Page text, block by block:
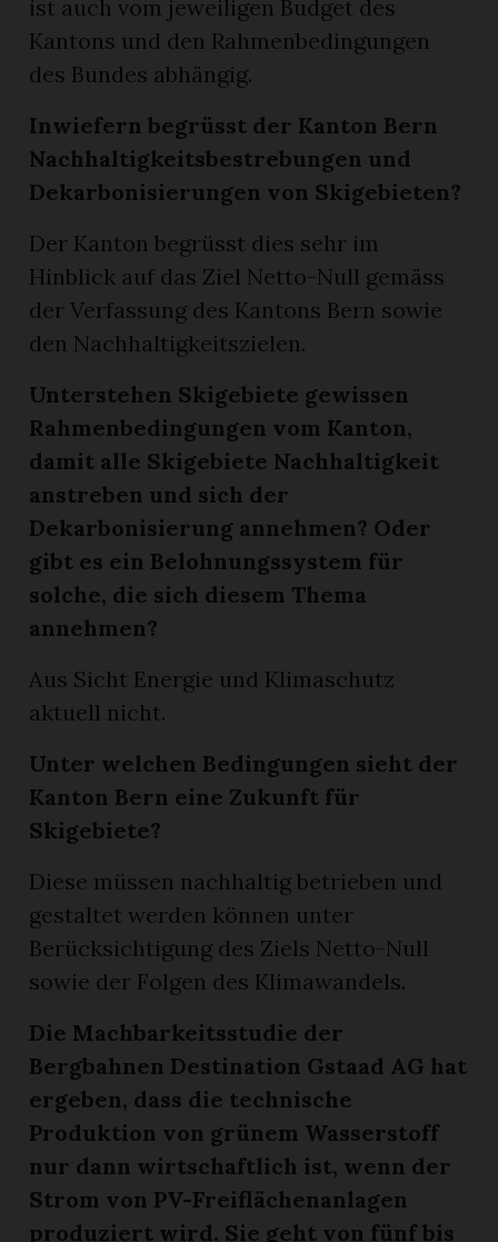
ist auch vom jeweiligen Budget des
Kantons und den Rahmenbedingungen
des Bundes abhängig.
Inwiefern begrüsst der Kanton Bern
Nachhaltigkeitsbestrebungen und
Dekarbonisierungen von Skigebieten?
Der Kanton begrüsst dies sehr im
Hinblick auf das Ziel Netto-Null gemäss
der Verfassung des Kantons Bern sowie
den Nachhaltigkeitszielen.
Unterstehen Skigebiete gewissen
Rahmenbedingungen vom Kanton,
damit alle Skigebiete Nachhaltigkeit
anstreben und sich der
Dekarbonisierung annehmen? Oder
gibt es ein Belohnungssystem für
solche, die sich diesem Thema
annehmen?
Aus Sicht Energie und Klimaschutz
aktuell nicht.
Unter welchen Bedingungen sieht der
Kanton Bern eine Zukunft für
Skigebiete?
Diese müssen nachhaltig betrieben und
gestaltet werden können unter
Berücksichtigung des Ziels Netto-Null
sowie der Folgen des Klimawandels.
Die Machbarkeitsstudie der
Bergbahnen Destination Gstaad AG hat
ergeben, dass die technische
Produktion von grünem Wasserstoff
nur dann wirtschaftlich ist, wenn der
Strom von PV-Freiflächenanlagen
produziert wird. Sie geht von fünf bis